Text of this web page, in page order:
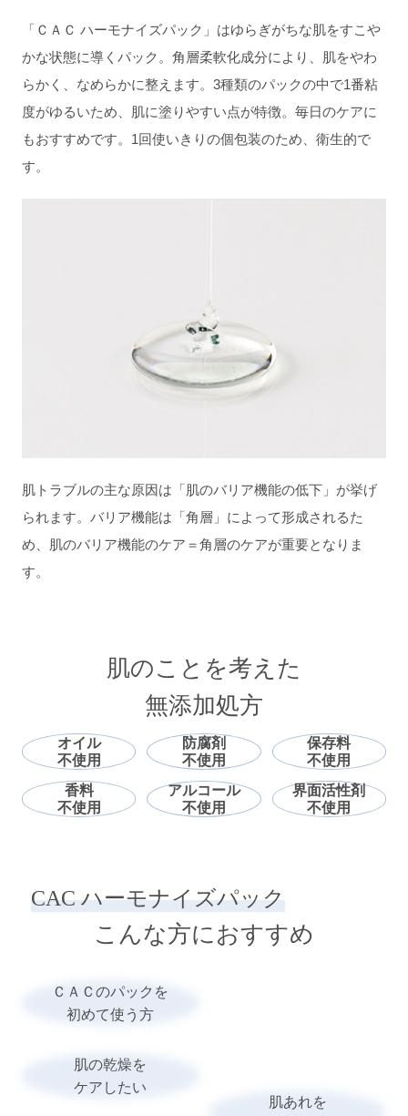
「ＣＡＣ ハーモナイズパック」はゆらぎがちな肌をすこや
かな状態に導くパック。角層柔軟化成分により、肌をやわ
らかく、なめらかに整えます。3種類のパックの中で1番粘
度がゆるいため、肌に塗りやすい点が特徴。毎日のケアに
もおすすめです。1回使いきりの個包装のため、衛生的で
す。
肌トラブルの主な原因は「肌のバリア機能の低下」が挙げ
られます。バリア機能は「角層」によって形成されるた
め、肌のバリア機能のケア＝角層のケアが重要となりま
す。
肌のことを考えた
無添加処方
オイル
不使用
防腐剤
不使用
保存料
不使用
香料
不使用
アルコール
不使用
界面活性剤
不使用
CAC ハーモナイズパック
こんな方におすすめ
ＣＡＣのパックを
初めて使う方
肌あれを
肌の乾燥を
ケアしたい